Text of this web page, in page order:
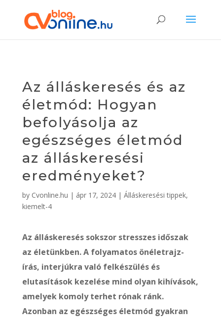
Az álláskeresés és az
életmód: Hogyan
befolyásolja az
egészséges életmód
az álláskeresési
eredményeket?
by Cvonline.hu | ápr 17, 2024| Álláskeresési tippek,
kiemelt-4
Az álláskeresés sokszor stresszes időszak
az életünkben. A folyamatos önéletrajz-
írás, interjúkra való felkészülés és
elutasítások kezelése mind olyan kihívások,
amelyek komoly terhet rónak ránk.
Azonban az egészséges életmód gyakran